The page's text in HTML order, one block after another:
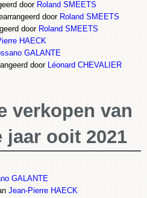
door Roland SMEETS
door Roland SMEETS
door Roland SMEETS
HAECK
GALANTE
door Léonard CHEVALIER
verkopen van
jaar ooit 2021
GALANTE
Jean-Pierre HAECK